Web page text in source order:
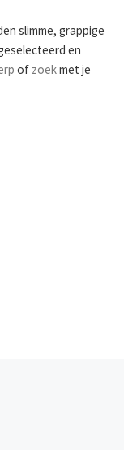
slimme, grappige
en
of zoekmet je